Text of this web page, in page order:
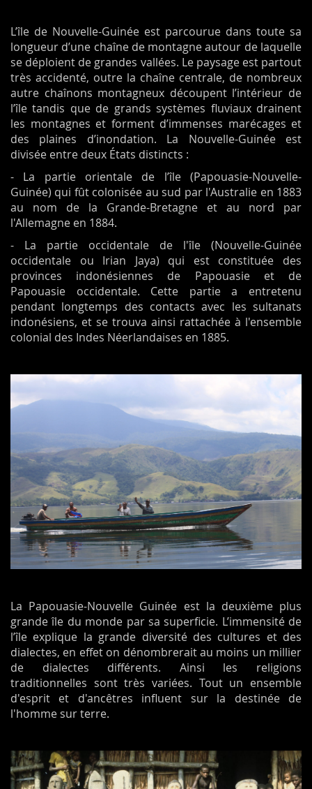
L’île de Nouvelle-Guinée est parcourue dans toute sa
longueur d’une chaîne de montagne autour de laquelle
se déploient de grandes vallées. Le paysage est partout
très accidenté, outre la chaîne centrale, de nombreux
autre chaînons montagneux découpent l’intérieur de
l’île tandis que de grands systèmes fluviaux drainent
les montagnes et forment d’immenses marécages et
des plaines d’inondation. La Nouvelle-Guinée est
divisée entre deux États distincts :
- La partie orientale de l’île (Papouasie-Nouvelle-
Guinée) qui fût colonisée au sud par l'Australie en 1883
au nom de la Grande-Bretagne et au nord par
l'Allemagne en 1884.
- La partie occidentale de l'île (Nouvelle-Guinée
occidentale ou Irian Jaya) qui est constituée des
provinces indonésiennes de Papouasie et de
Papouasie occidentale. Cette partie a entretenu
pendant longtemps des contacts avec les sultanats
indonésiens, et se trouva ainsi rattachée à l'ensemble
colonial des Indes Néerlandaises en 1885.
La Papouasie-Nouvelle Guinée est la deuxième plus
grande île du monde par sa superficie. L’immensité de
l’île explique la grande diversité des cultures et des
dialectes, en effet on dénombrerait au moins un millier
de dialectes différents. Ainsi les religions
traditionnelles sont très variées. Tout un ensemble
d'esprit et d'ancêtres influent sur la destinée de
l'homme sur terre.